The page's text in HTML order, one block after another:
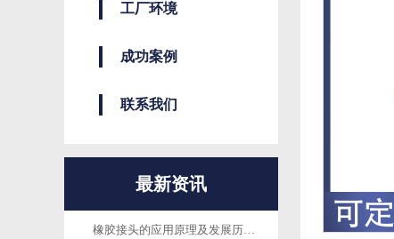
工厂环境
成功案例
联系我们
最新资讯
橡胶接头的应用原理及发展历程是怎样的呢？以及使用方法